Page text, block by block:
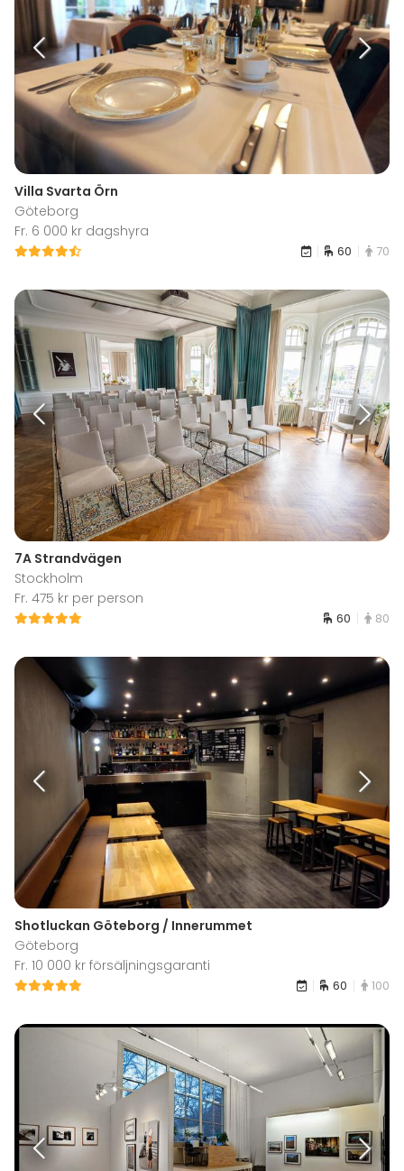
Villa Svarta Örn
Göteborg
Fr. 6 000 kr dagshyra
60 70
7A Strandvägen
Stockholm
Fr. 475 kr per person
60 80
Shotluckan Göteborg / Innerummet
Göteborg
Fr. 10 000 kr försäljningsgaranti
60 100